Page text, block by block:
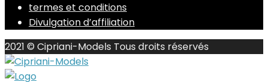
termes et conditions
Divulgation d’affiliation
2021 © Cipriani-Models Tous droits réservés